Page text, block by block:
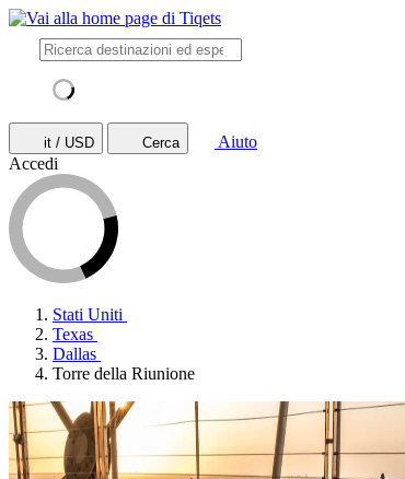
it / USD Cerca
Aiuto
Accedi
Stati Uniti
Texas
Dallas
Torre della Riunione